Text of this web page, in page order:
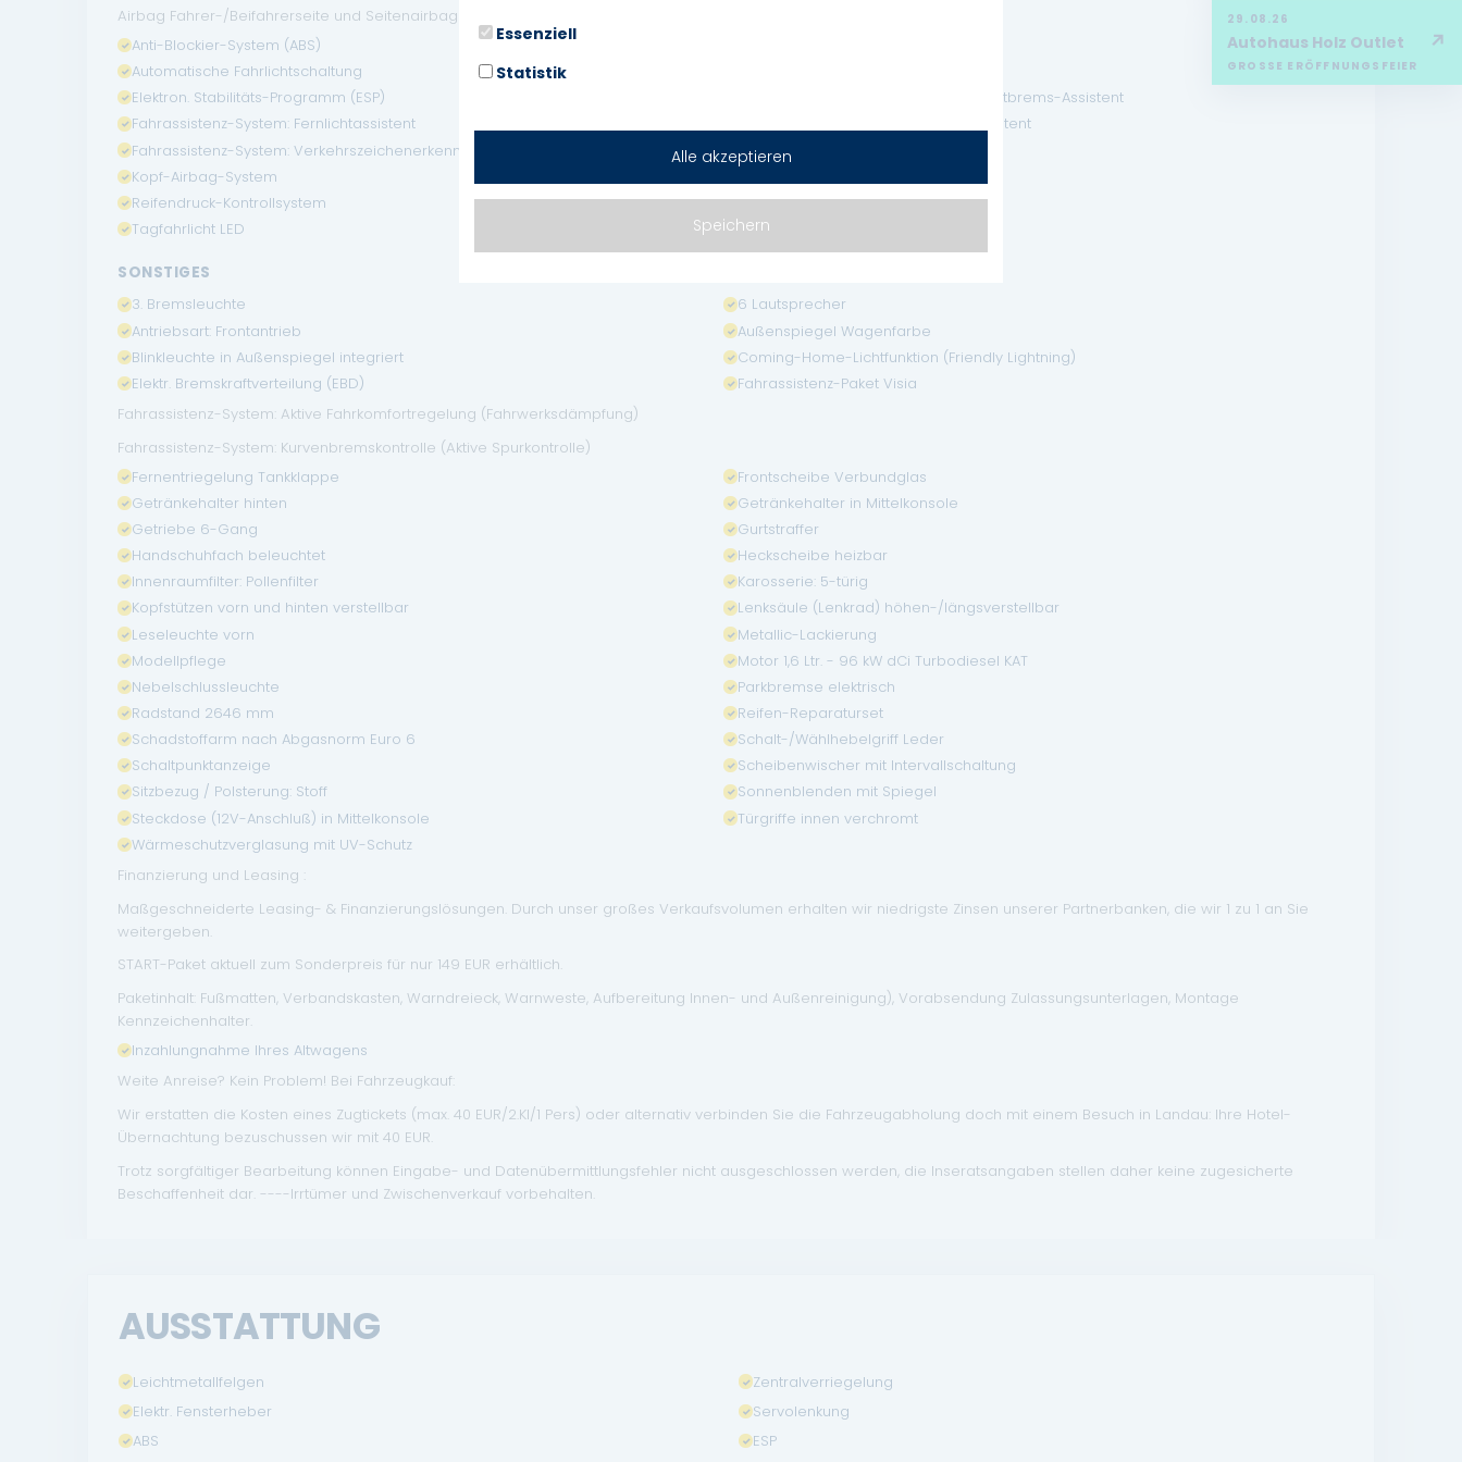
Airbag Fahrer-/Beifahrerseite und Seitenairbag vorn
Anti-Blockier-System (ABS)
Automatische Fahrlichtschaltung
Elektron. Stabilitäts-Programm (ESP)
Fahrassistenz-System: Autonomer Notbrems-Assistent
Fahrassistenz-System: Fernlichtassistent
Fahrassistenz-System: Spurhalteassistent
Fahrassistenz-System: Verkehrszeichenerkennung
Gepäckraumabdeckung / Rollo
Kopf-Airbag-System
Reifendruck-Kontrollsystem
Rußpartikelfilter
Tagfahrlicht LED
Wegfahrsperre (elektronisch)
SONSTIGES
3. Bremsleuchte
6 Lautsprecher
Antriebsart: Frontantrieb
Außenspiegel Wagenfarbe
Blinkleuchte in Außenspiegel integriert
Coming-Home-Lichtfunktion (Friendly Lightning)
Elektr. Bremskraftverteilung (EBD)
Fahrassistenz-Paket Visia
Fahrassistenz-System: Aktive Fahrkomfortregelung (Fahrwerksdämpfung)
Fahrassistenz-System: Kurvenbremskontrolle (Aktive Spurkontrolle)
Fernentriegelung Tankklappe
Frontscheibe Verbundglas
Getränkehalter hinten
Getränkehalter in Mittelkonsole
Getriebe 6-Gang
Gurtstraffer
Handschuhfach beleuchtet
Heckscheibe heizbar
Innenraumfilter: Pollenfilter
Karosserie: 5-türig
Kopfstützen vorn und hinten verstellbar
Lenksäule (Lenkrad) höhen-/längsverstellbar
Leseleuchte vorn
Metallic-Lackierung
Modellpflege
Motor 1,6 Ltr. - 96 kW dCi Turbodiesel KAT
Nebelschlussleuchte
Parkbremse elektrisch
Radstand 2646 mm
Reifen-Reparaturset
Schadstoffarm nach Abgasnorm Euro 6
Schalt-/Wählhebelgriff Leder
Schaltpunktanzeige
Scheibenwischer mit Intervallschaltung
Sitzbezug / Polsterung: Stoff
Sonnenblenden mit Spiegel
Steckdose (12V-Anschluß) in Mittelkonsole
Türgriffe innen verchromt
Wärmeschutzverglasung mit UV-Schutz
Finanzierung und Leasing :
Maßgeschneiderte Leasing- & Finanzierungslösungen. Durch unser großes Verkaufsvolumen erhalten wir niedrigste Zinsen unserer Partnerbanken, die wir 1 zu 1 an Sie
weitergeben.
START-Paket aktuell zum Sonderpreis für nur 149 EUR erhältlich.
Paketinhalt: Fußmatten, Verbandskasten, Warndreieck, Warnweste, Aufbereitung Innen- und Außenreinigung), Vorabsendung Zulassungsunterlagen, Montage
Kennzeichenhalter.
Inzahlungnahme Ihres Altwagens
Weite Anreise? Kein Problem! Bei Fahrzeugkauf:
Wir erstatten die Kosten eines Zugtickets (max. 40 EUR/2.Kl/1 Pers) oder alternativ verbinden Sie die Fahrzeugabholung doch mit einem Besuch in Landau: Ihre Hotel-
Übernachtung bezuschussen wir mit 40 EUR.
Trotz sorgfältiger Bearbeitung können Eingabe- und Datenübermittlungsfehler nicht ausgeschlossen werden, die Inseratsangaben stellen daher keine zugesicherte
Beschaffenheit dar. ----Irrtümer und Zwischenverkauf vorbehalten.
AUSSTATTUNG
Leichtmetallfelgen
Zentralverriegelung
Elektr. Fensterheber
Servolenkung
ABS
ESP
29.08.26
Autohaus Holz Outlet
GROSSE ERÖFFNUNGSFEIER
↗
Essenziell
Statistik
Alle akzeptieren
Speichern